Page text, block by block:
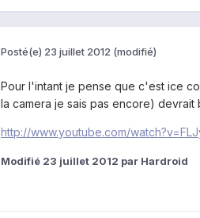
Posté(e) 23 juillet 2012 (modifié)
Pour l'intant je pense que c'est ice
la camera je sais pas encore)
http://www.youtube.com/
Modifié 23 juillet 2012 par Hardroid